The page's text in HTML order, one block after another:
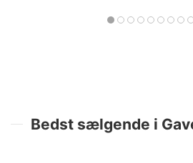
Bedst sælgende i